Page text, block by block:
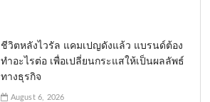
ชีวิตหลังไวรัล แคมเปญดังแล้ว แบรนด์ต้อง
ทำอะไรต่อ เพื่อเปลี่ยนกระแสให้เป็นผลลัพธ์
ทางธุรกิจ
August 6, 2026